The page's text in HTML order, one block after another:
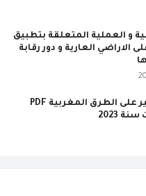
و العملية المتعلقة بتطبيق
الاراضي العارية و دور رقابة
تحميل مدونة السير على الطرق المغربية PDF
2023